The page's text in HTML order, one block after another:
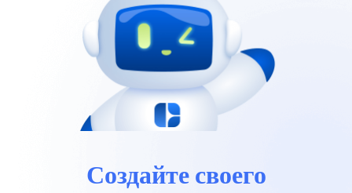
Создайте своего